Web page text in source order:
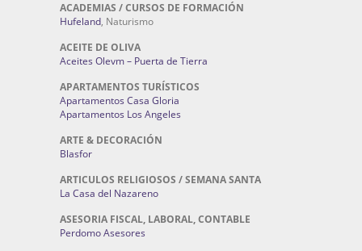
ACADEMIAS / CURSOS DE FORMACIÓN
Hufeland, Naturismo
ACEITE DE OLIVA
Aceites Olevm – Puerta de Tierra
APARTAMENTOS TURÍSTICOS
Apartamentos Casa Gloria
Apartamentos Los Angeles
ARTE & DECORACIÓN
Blasfor
ARTICULOS RELIGIOSOS / SEMANA SANTA
La Casa del Nazareno
ASESORIA FISCAL, LABORAL, CONTABLE
Perdomo Asesores